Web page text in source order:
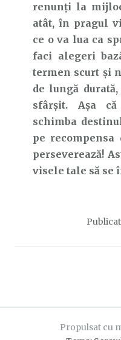
renunți la
atât, în pragul
ce o va lua ca
faci alegeri
termen scurt și
de lungă
sfârșit. Așa
schimba
pe recompensa
perseverează!
visele tale să se
Propulsat cu